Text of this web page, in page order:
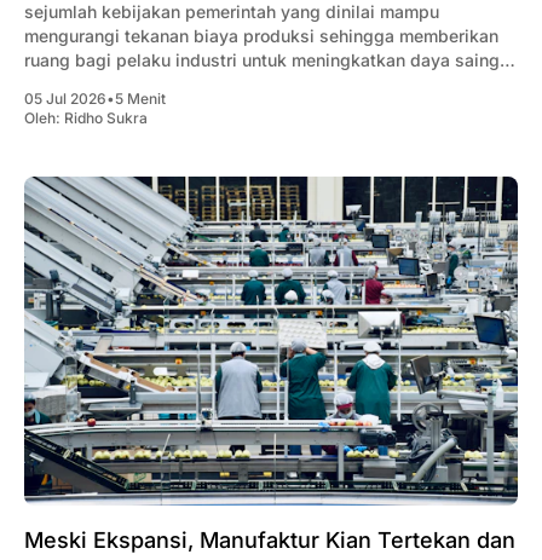
sejumlah kebijakan pemerintah yang dinilai mampu
mengurangi tekanan biaya produksi sehingga memberikan
ruang bagi pelaku industri untuk meningkatkan daya saing
05 Jul 2026•5 Menit
Oleh: Ridho Sukra
Meski Ekspansi, Manufaktur Kian Tertekan dan